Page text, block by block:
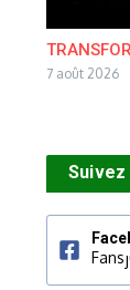
7 août 2026
Suivez
Fans